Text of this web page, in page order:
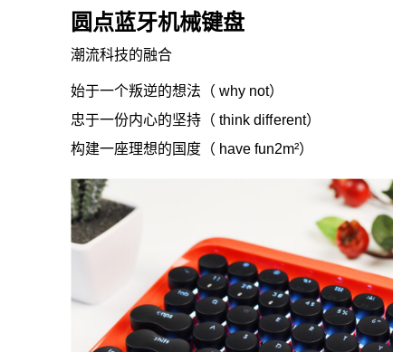
圆点蓝牙机械键盘
潮流科技的融合
始于一个叛逆的想法（ why not）
忠于一份内心的坚持（ think diﬀerent）
构建一座理想的国度（ have fun2m²）